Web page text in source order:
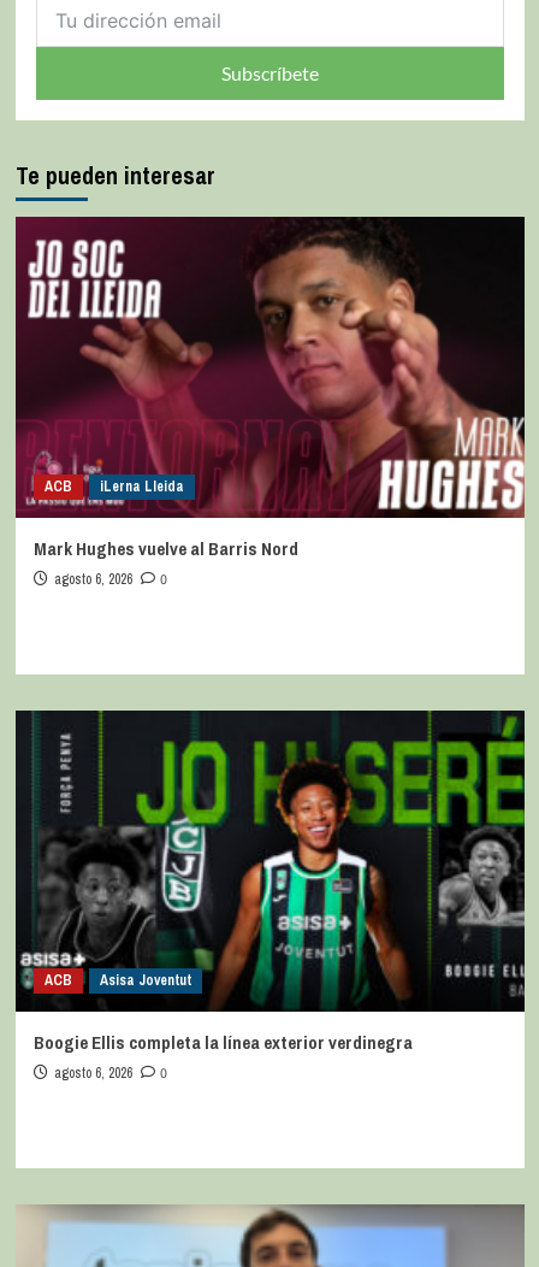
Subscríbete
Te pueden interesar
ACB iLerna Lleida
Mark Hughes vuelve al Barris Nord
agosto 6, 2026 0
ACB Asisa Joventut
Boogie Ellis completa la línea exterior verdinegra
agosto 6, 2026 0